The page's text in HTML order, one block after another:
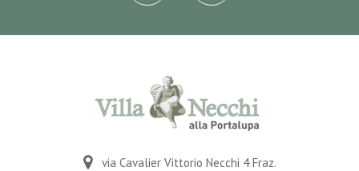
via Cavalier Vittorio Necchi 4 Fraz.